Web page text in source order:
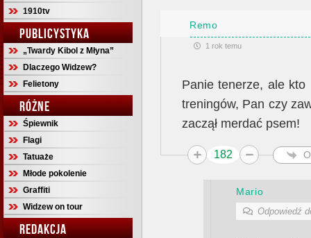
1910tv
PUBLICYSTYKA
„Twardy Kibol z Młyna”
Dlaczego Widzew?
Felietony
RÓŻNE
Śpiewnik
Flagi
Tatuaże
Młode pokolenie
Graffiti
Widzew on tour
REDAKCJA
Remo
1 rok temu
Panie tenerze, ale
treningów, Pan czy
zaczął merdać psem!
182
Mario
Odpowiedź